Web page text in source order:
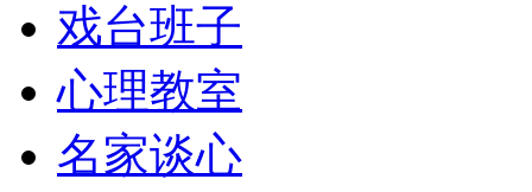
戏台班子
心理教室
名家谈心